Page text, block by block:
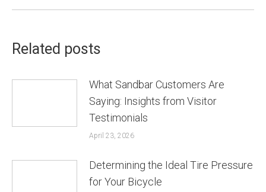
Related posts
What Sandbar Customers Are
Saying: Insights from Visitor
Testimonials
April 23, 2026
Determining the Ideal Tire Pressure
for Your Bicycle